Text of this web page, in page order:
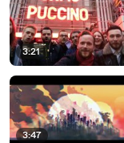
3:21
3:47